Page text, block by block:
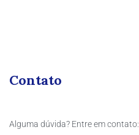
Contato
Alguma dúvida? Entre em contato: